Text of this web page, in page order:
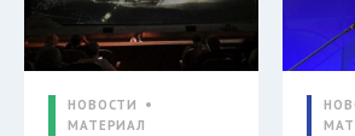
НОВОСТИ
МАТЕРИАЛ